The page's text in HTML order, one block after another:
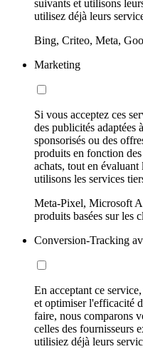
suivants et utilisons
utilisez déjà leurs
Bing, Criteo, Meta,
Marketing
Si vous acceptez ces
des publicités adaptées
sponsorisés ou des
produits en fonction
achats, tout en
utilisons les services
Meta-Pixel, Microsoft
produits basées sur les
Conversion-Tracking
En acceptant ce
et optimiser l'efficacité
faire, nous comparons
celles des fournisseurs
utilisiez déjà leurs